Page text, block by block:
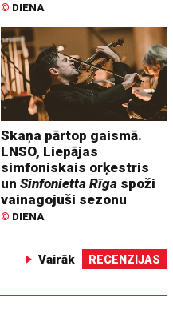
© DIENA
Skaņa pārtop gaismā.
LNSO, Liepājas
simfoniskais orķestris
unSinfonietta Rīga spoži
vainagojuši sezonu
© DIENA
Vairāk RECENZIJAS